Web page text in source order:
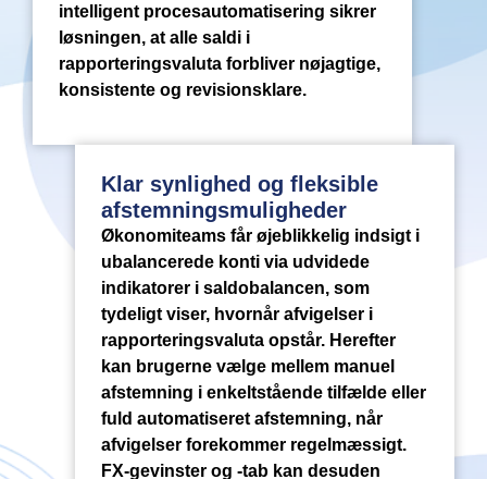
intelligent procesautomatisering sikrer
løsningen, at alle saldi i
rapporteringsvaluta forbliver nøjagtige,
konsistente og revisionsklare.
Klar synlighed og fleksible
afstemningsmuligheder
Økonomiteams får øjeblikkelig indsigt i
ubalancerede konti via udvidede
indikatorer i saldobalancen, som
tydeligt viser, hvornår afvigelser i
rapporteringsvaluta opstår. Herefter
kan brugerne vælge mellem manuel
afstemning i enkeltstående tilfælde eller
fuld automatiseret afstemning, når
afvigelser forekommer regelmæssigt.
FX-gevinster og -tab kan desuden